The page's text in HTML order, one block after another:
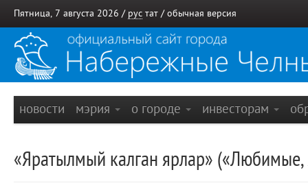
Пятница, 7 августа 2026 / рус тат / обычная версия
новости мэрия о городе инвесторам
«Яратылмый калган ярлар»